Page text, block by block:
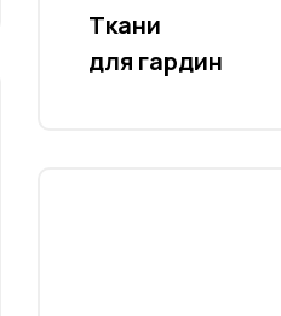
Ткани
для гардин